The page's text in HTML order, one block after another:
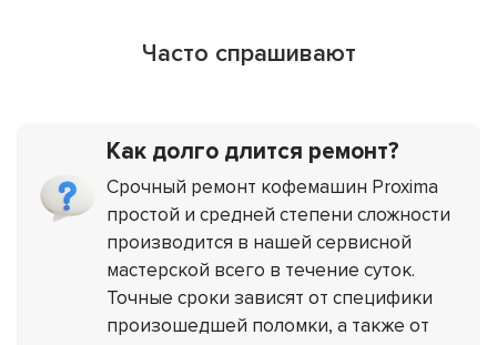
Часто спрашивают
Как долго длится ремонт?
Срочный ремонт кофемашин Proxima
простой и средней степени сложности
производится в нашей сервисной
мастерской всего в течение суток.
Точные сроки зависят от специфики
произошедшей поломки, а также от